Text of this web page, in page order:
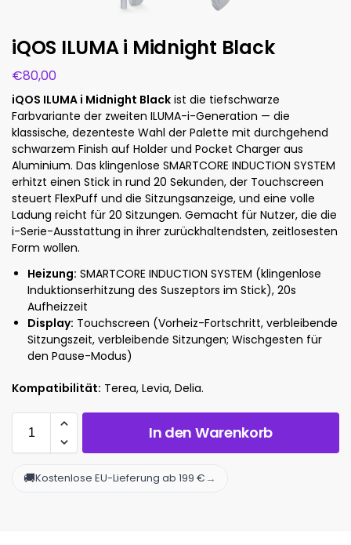
iQOS ILUMA i Midnight Black
€80,00
iQOS ILUMA i Midnight Black ist die tiefschwarze
Farbvariante der zweiten ILUMA-i-Generation — die
klassische, dezenteste Wahl der Palette mit durchgehend
schwarzem Finish auf Holder und Pocket Charger aus
Aluminium. Das klingenlose SMARTCORE INDUCTION SYSTEM
erhitzt einen Stick in rund 20 Sekunden, der Touchscreen
steuert FlexPuff und die Sitzungsanzeige, und eine volle
Ladung reicht für 20 Sitzungen. Gemacht für Nutzer, die die
i-Serie-Ausstattung in ihrer zurückhaltendsten, zeitlosesten
Form wollen.
Heizung: SMARTCORE INDUCTION SYSTEM (klingenlose
Induktionserhitzung des Suszeptors im Stick), 20s
Aufheizzeit
Display: Touchscreen (Vorheiz-Fortschritt, verbleibende
Sitzungszeit, verbleibende Sitzungen; Wischgesten für
den Pause-Modus)
Kompatibilität: Terea, Levia, Delia.
In den Warenkorb
🚚Kostenlose EU-Lieferung ab 199 € →